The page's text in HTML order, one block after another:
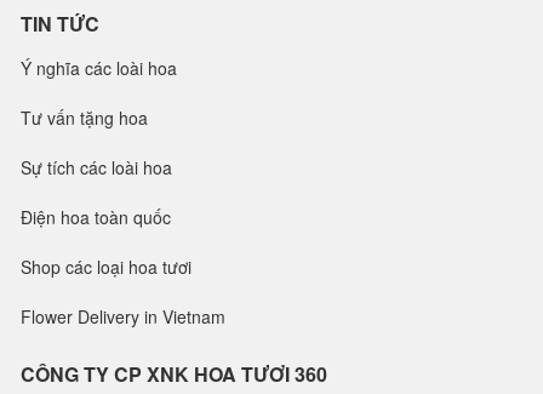
TIN TỨC
Ý nghĩa các loài hoa
Tư vấn tặng hoa
Sự tích các loài hoa
Điện hoa toàn quốc
Shop các loại hoa tươi
Flower Delivery in Vietnam
CÔNG TY CP XNK HOA TƯƠI 360